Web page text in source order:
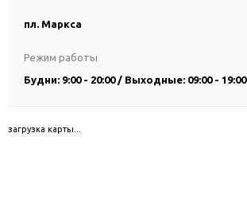
пл. Маркса
Режим работы
Будни: 9:00 - 20:00 / Выходные: 09:00 - 19:00
загрузка карты...